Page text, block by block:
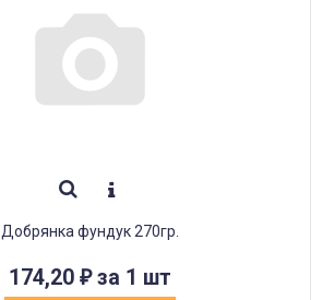
Добрянка фундук 270гр.
174,20 ₽за 1 шт